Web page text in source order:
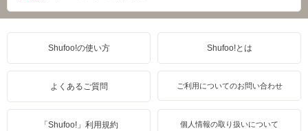
Shufoo!の使い方 Shufoo!とは
よくあるご質問 ご利用についてのお問い合わせ
「Shufoo!」利用規約 個人情報の取り扱いについて